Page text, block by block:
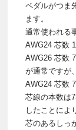
ペダルがつま
ます。
通常使われる
AWG24 芯数
AWG26 芯数
が通常ですが
AWG24 芯数
芯線の本数は
したことによ
芯のあるしっ